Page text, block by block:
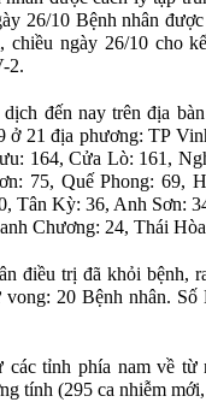
26/10 Bệnh nhân
ngày 26/10 cho
2.
đến nay trên địa
ở 21 địa phương: TP
164, Cửa Lò: 161,
75, Quế Phong: 69,
Tân Kỳ: 36, Anh Sơn:
Chương: 24, Thái
điều trị đã khỏi bệnh,
20 Bệnh nhân. Số
các tỉnh phía nam về từ
tính (295 ca nhiễm